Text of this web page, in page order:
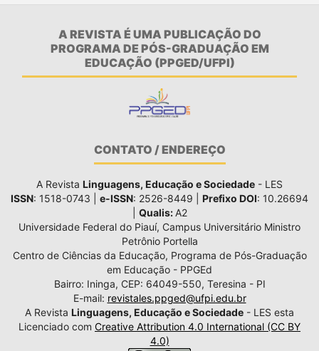
A REVISTA É UMA PUBLICAÇÃO DO
PROGRAMA DE PÓS-GRADUAÇÃO EM
EDUCAÇÃO (PPGED/UFPI)
CONTATO / ENDEREÇO
A Revista Linguagens, Educação e Sociedade - LES
ISSN: 1518-0743 | e-ISSN: 2526-8449 | Prefixo DOI: 10.26694
Qualis:A2
Universidade Federal do Piauí, Campus Universitário Ministro
Petrônio Portella
Centro de Ciências da Educação, Programa de Pós-Graduação
em Educação - PPGEd
Bairro: Ininga, CEP: 64049-550, Teresina - PI
E-mail: revistales.ppged@ufpi.edu.br
A Revista Linguagens, Educação e Sociedade - LES esta
Licenciado com Creative Attribution 4.0 International (CC BY
4.0)